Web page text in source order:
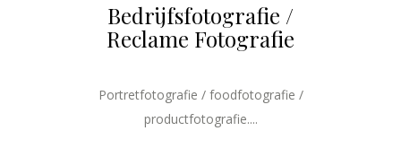
Bedrijfsfotografie /
Reclame Fotografie
Portretfotografie / foodfotografie /
productfotografie....